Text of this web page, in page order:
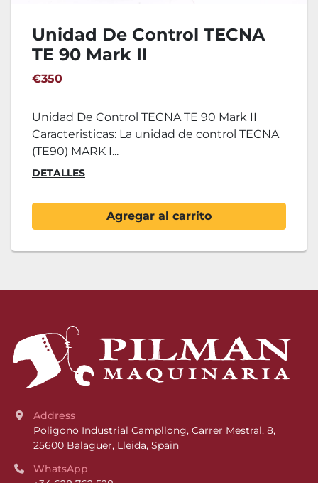
Unidad De Control TECNA
TE 90 Mark II
€350
Unidad De Control TECNA TE 90 Mark II
Caracteristicas: La unidad de control TECNA
(TE90) MARK I...
DETALLES
Agregar al carrito
Address
Poligono Industrial Campllong, Carrer Mestral, 8,
25600 Balaguer, Lleida, Spain
WhatsApp